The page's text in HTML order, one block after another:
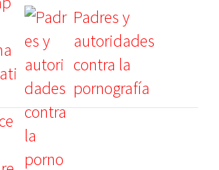
Padres y
autoridades
contra la
pornografía